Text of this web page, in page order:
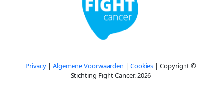
Privacy| Algemene Voorwaarden | Cookies| Copyright ©
Stichting Fight Cancer. 2026